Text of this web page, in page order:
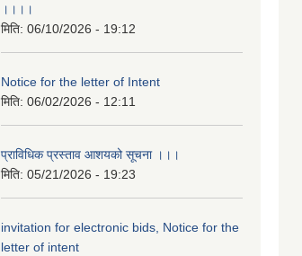
।।।।
मिति: 06/10/2026 - 19:12
Notice for the letter of Intent
मिति: 06/02/2026 - 12:11
प्राविधिक प्रस्ताव आशयको सूचना ।।।
मिति: 05/21/2026 - 19:23
invitation for electronic bids, Notice for the
letter of intent